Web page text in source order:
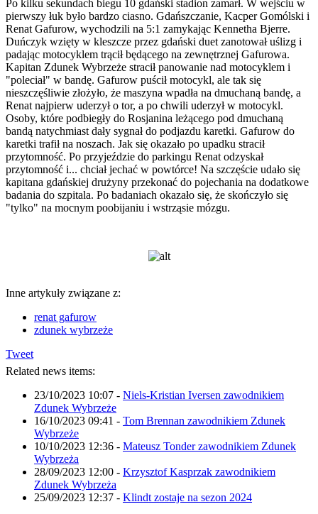
Po kilku sekundach biegu 10 gdański stadion zamarł. W wejściu w
pierwszy łuk było bardzo ciasno. Gdańszczanie, Kacper Gomólski i
Renat Gafurow, wychodzili na 5:1 zamykając Kennetha Bjerre.
Duńczyk wzięty w kleszcze przez gdański duet zanotował uślizg i
padając motocyklem trącił będącego na zewnętrznej Gafurowa.
Kapitan Zdunek Wybrzeże stracił panowanie nad motocyklem i
"poleciał" w bandę. Gafurow puścił motocykl, ale tak się
nieszczęśliwie złożyło, że maszyna wpadła na dmuchaną bandę, a
Renat najpierw uderzył o tor, a po chwili uderzył w motocykl.
Osoby, które podbiegły do Rosjanina leżącego pod dmuchaną
bandą natychmiast dały sygnał do podjazdu karetki. Gafurow do
karetki trafił na noszach. Jak się okazało po upadku stracił
przytomność. Po przyjeździe do parkingu Renat odzyskał
przytomność i... chciał jechać w powtórce! Na szczęście udało się
kapitana gdańskiej drużyny przekonać do pojechania na dodatkowe
badania do szpitala. Po badaniach okazało się, że skończyło się
"tylko" na mocnym poobijaniu i wstrząsie mózgu.
Inne artykuły związane z:
renat gafurow
zdunek wybrzeże
Tweet
Related news items:
23/10/2023 10:07 - Niels-Kristian Iversen zawodnikiem
Zdunek Wybrzeże
16/10/2023 09:41 - Tom Brennan zawodnikiem Zdunek
Wybrzeże
10/10/2023 12:36 - Mateusz Tonder zawodnikiem Zdunek
Wybrzeża
28/09/2023 12:00 - Krzysztof Kasprzak zawodnikiem
Zdunek Wybrzeża
25/09/2023 12:37 - Klindt zostaje na sezon 2024